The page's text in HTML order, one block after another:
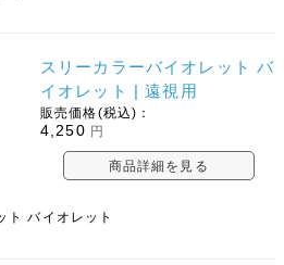
スリーカラーバイオレット バ
イオレット | 遠視用
販売価格(税込)：
4,250 円
商品詳細を見る
ト バイオレット